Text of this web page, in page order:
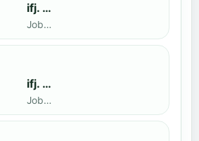
ifj. Benedek Zoltán
Jobbak · döntős: Szatmári István
ifj. Benedek Zoltán
Jobbak · döntős: Kende Mátyás